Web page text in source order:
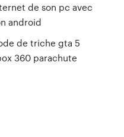
de son pc avec
android
de triche gta 5
360 parachute